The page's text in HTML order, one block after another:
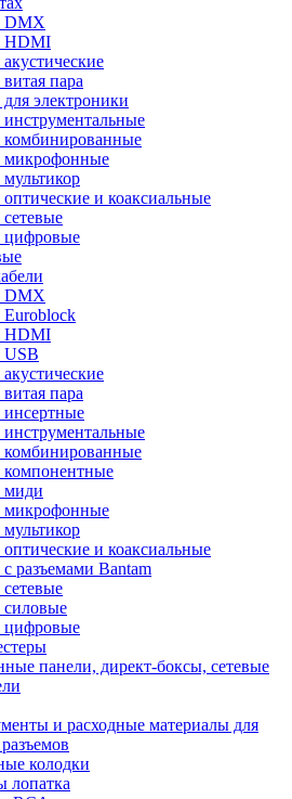
DMX
HDMI
пара
электроники
комбинированные
микрофонные
и коаксиальные
цифровые
DMX
Euroblock
HDMI
USB
пара
комбинированные
компонентные
миди
микрофонные
и коаксиальные
разъемами Bantam
силовые
цифровые
панели, директ-боксы, сетевые
и расходные материалы для
колодки
лопатка